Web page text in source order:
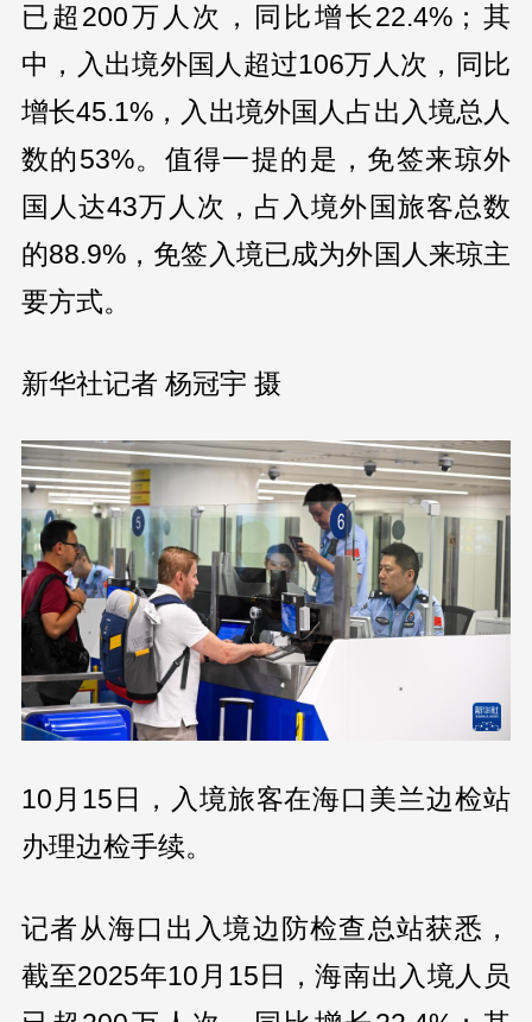
已超200万人次，同比增长22.4%；其
中，入出境外国人超过106万人次，同比
增长45.1%，入出境外国人占出入境总人
数的53%。值得一提的是，免签来琼外
国人达43万人次，占入境外国旅客总数
的88.9%，免签入境已成为外国人来琼主
要方式。
新华社记者 杨冠宇 摄
10月15日，入境旅客在海口美兰边检站
办理边检手续。
记者从海口出入境边防检查总站获悉，
截至2025年10月15日，海南出入境人员